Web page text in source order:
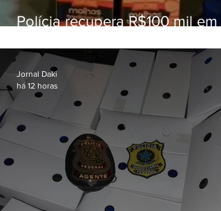
Polícia recupera R$100 mil em
Fluminense
Jornal Daki
há 12 horas